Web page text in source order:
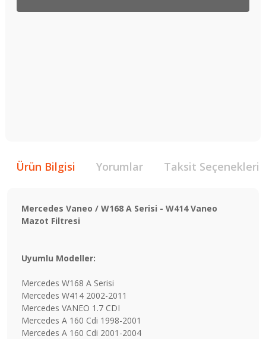
Ürün Bilgisi Yorumlar Taksit Seçenekleri
Mercedes Vaneo / W168 A Serisi - W414 Vaneo
Mazot Filtresi
Uyumlu Modeller:
Mercedes W168 A Serisi
Mercedes W414 2002-2011
Mercedes VANEO 1.7 CDI
Mercedes A 160 Cdi 1998-2001
Mercedes A 160 Cdi 2001-2004